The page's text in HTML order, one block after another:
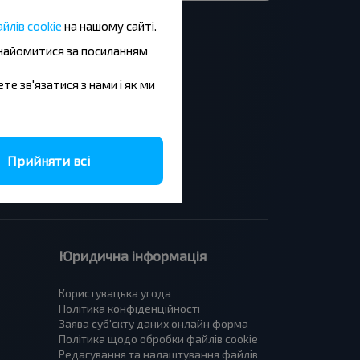
Київ - Прага
Юридична інформація
Користувацька угода
Політика конфіденційності
Заява суб'єкту даних онлайн форма
Політика щодо обробки файлів cookie
Редагування та налаштування файлів
cookie на нашому сайті.
за посиланням
зв'язатися з нами і як ми
Прийняти всі